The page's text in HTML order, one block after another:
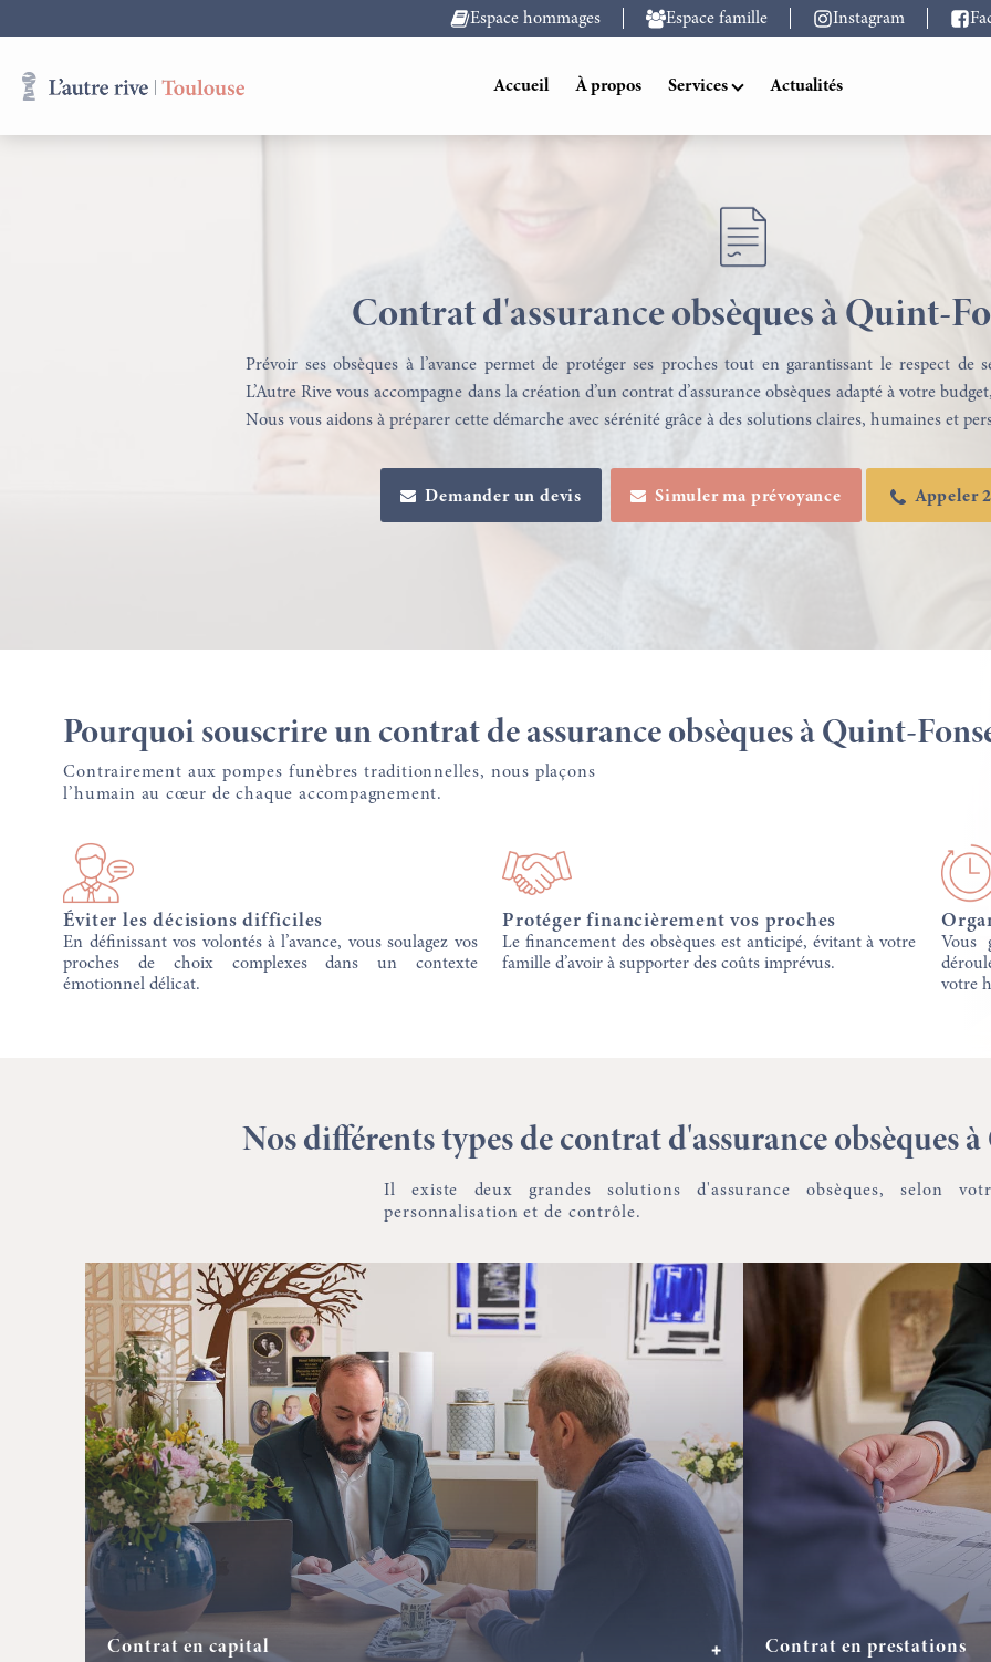
Espace hommages Espace famille Instagram
Accueil À propos Services Actualités
Contrat d'assurance obsèques à Quint-
Prévoir ses obsèques à l’avance permet de protéger ses proches tout en garantissant le respect de
L’Autre Rive vous accompagne dans la création d’un contrat d’assurance obsèques adapté à votre
Nous vous aidons à préparer cette démarche avec sérénité grâce à des solutions claires, humaines et
Demander un devis Simuler ma prévoyance Appeler
Pourquoi souscrire un contrat de assurance obsèques à Quint-
Contrairement aux pompes funèbres traditionnelles, nous plaçons
l’humain au cœur de chaque accompagnement.
Éviter les décisions difficiles
En définissant vos volontés à l’avance, vous soulagez vos
proches de choix complexes dans un contexte
émotionnel délicat.
Protéger financièrement vos proches
Le financement des obsèques est anticipé, évitant à votre
famille d’avoir à supporter des coûts imprévus.
Vous
votre
Nos différents types de contrat d'assurance obsèques
Il existe deux grandes solutions d'assurance obsèques, selon
personnalisation et de contrôle.
Contrat en capital + Contrat en prestations